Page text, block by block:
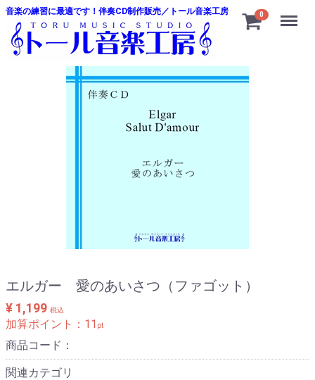
音楽の練習に最適です！伴奏CD制作販売／トール音楽工房 0 Menu
エルガー 愛のあいさつ（ファゴット）
¥ 1,199 税込
加算ポイント： 11 pt
商品コード：
関連カテゴリ